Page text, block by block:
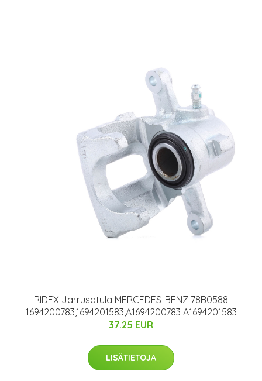
RIDEX Jarrusatula MERCEDES-BENZ 78B0588
1694200783,1694201583,A1694200783 A1694201583
37.25 EUR
LISÄTIETOJA